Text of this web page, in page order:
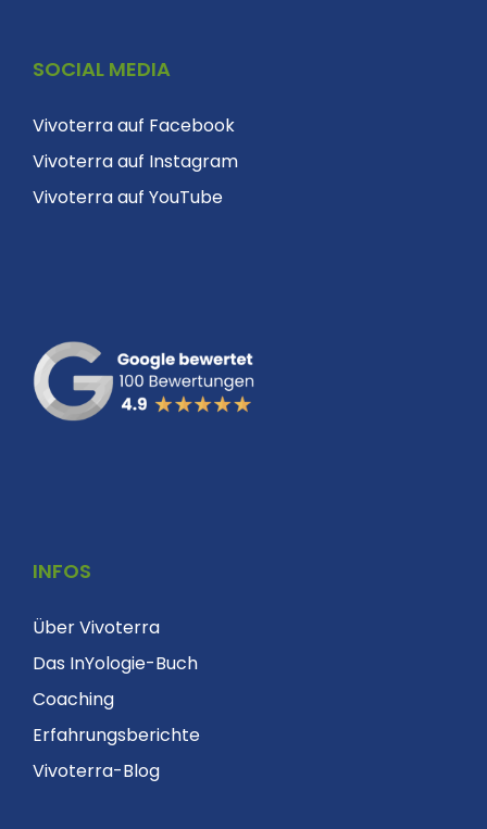
SOCIAL MEDIA
Vivoterra auf Facebook
Vivoterra auf Instagram
Vivoterra auf YouTube
INFOS
Über Vivoterra
Das InYologie-Buch
Coaching
Erfahrungsberichte
Vivoterra-Blog